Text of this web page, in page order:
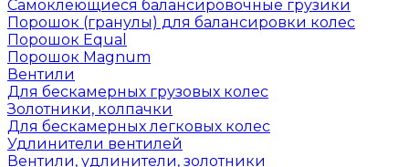
Самоклеющиеся балансировочные грузики
Порошок (гранулы) для балансировки колес
Порошок Equal
Порошок Magnum
Вентили
Для бескамерных грузовых колес
Золотники, колпачки
Для бескамерных легковых колес
Удлинители вентилей
Вентили, удлинители, золотники